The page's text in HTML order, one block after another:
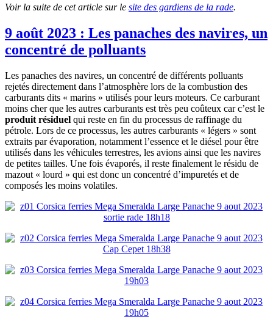
Voir la suite de cet article sur le site des gardiens de la rade.
9 août 2023 : Les panaches des navires, un
concentré de polluants
Les panaches des navires, un concentré de différents polluants
rejetés directement dans l’atmosphère lors de la combustion des
carburants dits « marins » utilisés pour leurs moteurs. Ce carburant
moins cher que les autres carburants est très peu coûteux car c’est le
produit résiduel qui reste en fin du processus de raffinage du
pétrole. Lors de ce processus, les autres carburants « légers » sont
extraits par évaporation, notamment l’essence et le diésel pour être
utilisés dans les véhicules terrestres, les avions ainsi que les navires
de petites tailles. Une fois évaporés, il reste finalement le résidu de
mazout « lourd » qui est donc un concentré d’impuretés et de
composés les moins volatiles.